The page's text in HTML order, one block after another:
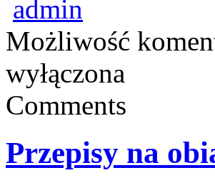
admin
Możliwość
wyłączona
Comments
Przepisy na